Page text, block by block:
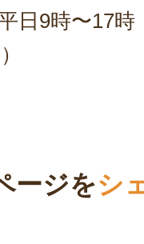
日9時〜17
ージをシ